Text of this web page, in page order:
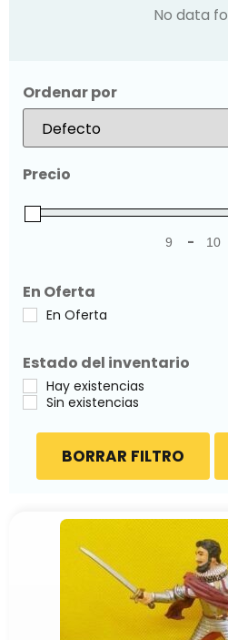
No data
Ordenar por
Sort Products
Precio
-
En Oferta
En Oferta
Estado del inventario
Hay existencias
Sin existencias
BORRAR FILTRO